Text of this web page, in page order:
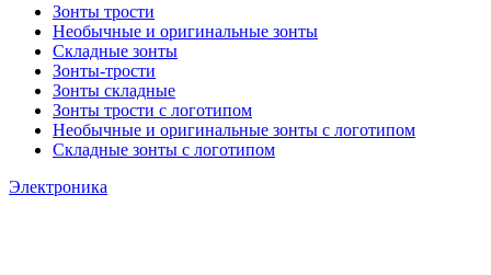
Зонты трости
Необычные и оригинальные зонты
Складные зонты
Зонты-трости
Зонты складные
Зонты трости с логотипом
Необычные и оригинальные зонты с логотипом
Складные зонты с логотипом
Электроника